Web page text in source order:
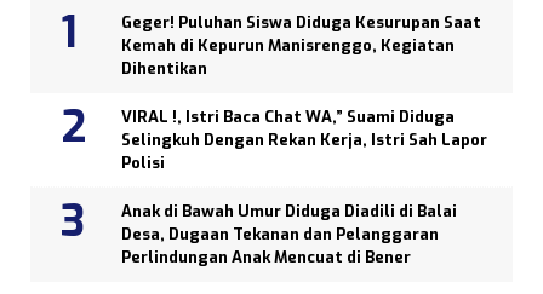
Geger! Puluhan Siswa Diduga Kesurupan Saat
Kemah di Kepurun Manisrenggo, Kegiatan
Dihentikan
VIRAL !, Istri Baca Chat WA,” Suami Diduga
Selingkuh Dengan Rekan Kerja, Istri Sah Lapor
Polisi
Anak di Bawah Umur Diduga Diadili di Balai
Desa, Dugaan Tekanan dan Pelanggaran
Perlindungan Anak Mencuat di Bener